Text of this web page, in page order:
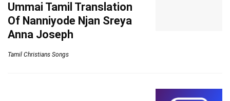
Ummai Tamil Translation
Of Nanniyode Njan Sreya
Anna Joseph
Tamil Christians Songs